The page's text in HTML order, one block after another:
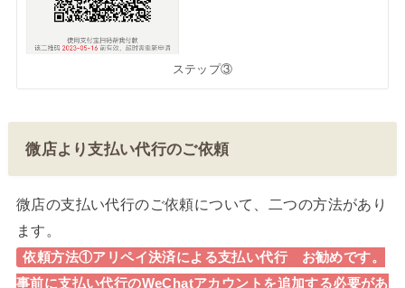
ステップ③
微店より支払い代行のご依頼
微店の支払い代行のご依頼について、二つの方法があり
ます。
依頼方法①アリペイ決済による支払い代行 お勧めです。
事前に支払い代行のWeChatアカウントを追加する必要があ